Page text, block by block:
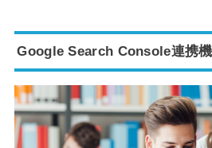
Google Search Console連携